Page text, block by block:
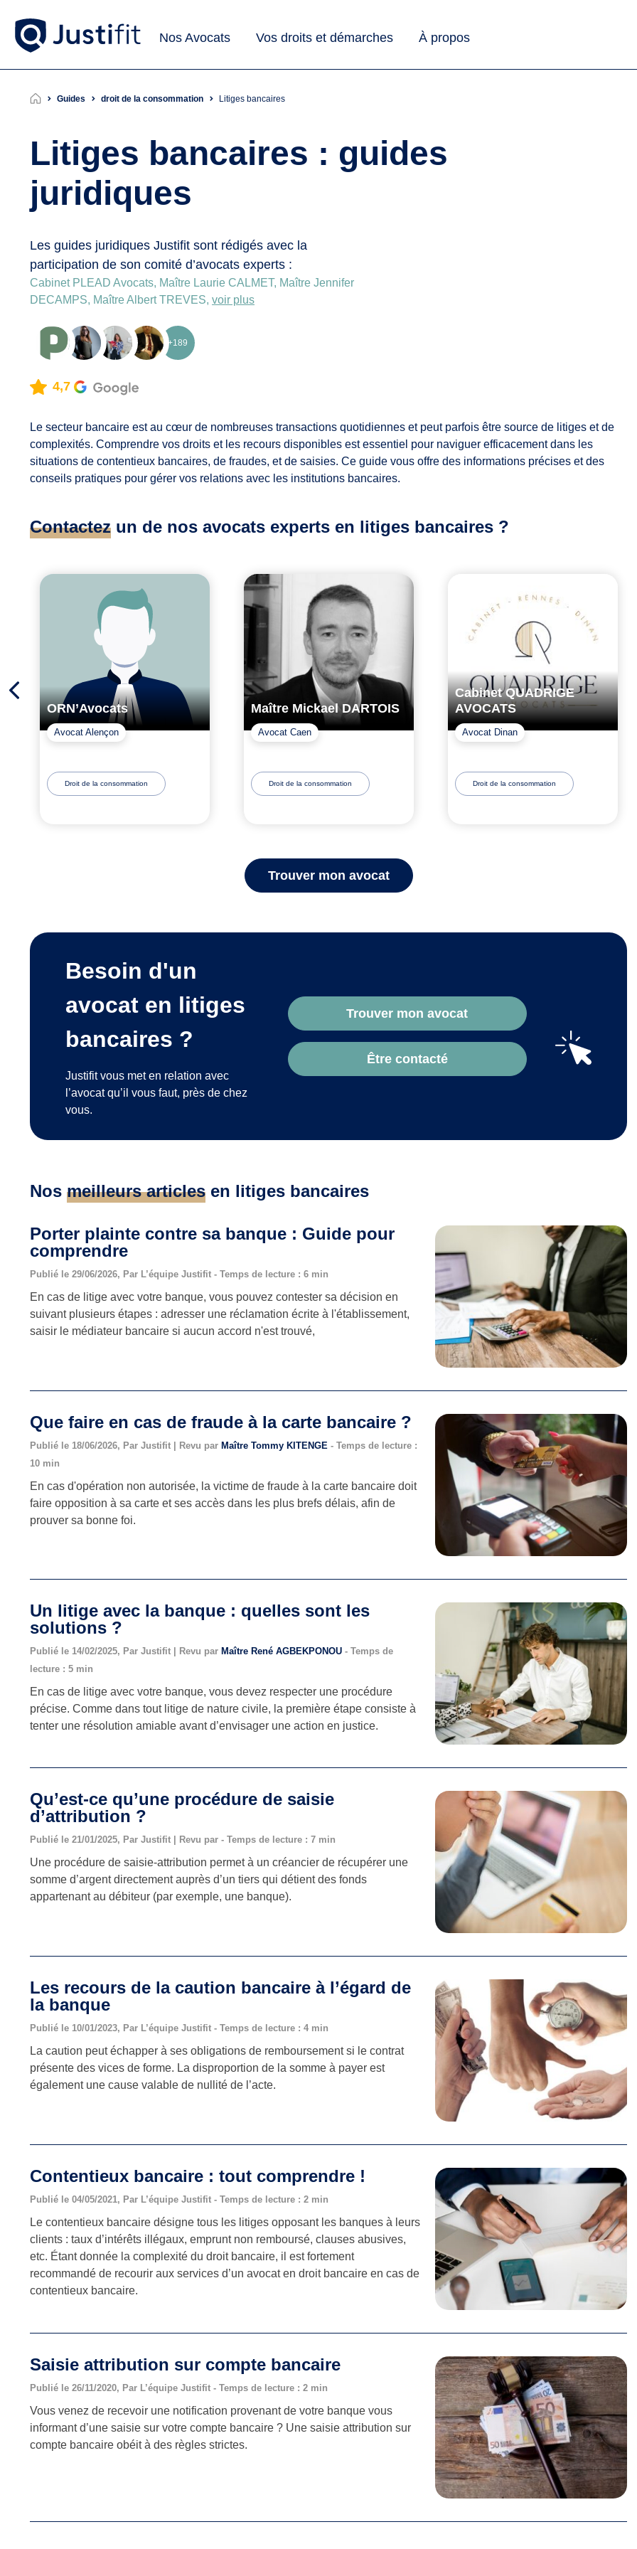
Nos Avocats Vos droits et démarches À propos
Guides droit de la consommation litiges bancaires
Litiges bancaires : guides
juridiques
Les guides juridiques Justifit sont rédigés avec la
participation de son comité d’avocats experts :
Cabinet PLEAD Avocats, Maître Laurie CALMET, Maître Jennifer
DECAMPS, Maître Albert TREVES, voir plus
+189
4,7
Le secteur bancaire est au cœur de nombreuses transactions quotidiennes et peut parfois être source de litiges et de
complexités. Comprendre vos droits et les recours disponibles est essentiel pour naviguer efficacement dans les
situations de contentieux bancaires, de fraudes, et de saisies. Ce guide vous offre des informations précises et des
conseils pratiques pour gérer vos relations avec les institutions bancaires.
Contactez un de nos avocats experts en litiges bancaires ?
ORN’Avocats
Avocat Alençon
Droit de la consommation
Maître Mickael DARTOIS
Avocat Caen
Droit de la consommation
Cabinet QUADRIGE
AVOCATS
Avocat Dinan
Droit de la consommation
Trouver mon avocat
Besoin d'un
avocat en litiges
bancaires ?
Justifit vous met en relation avec
l’avocat qu’il vous faut, près de chez
vous.
Trouver mon avocat
Être contacté
Nos meilleurs articles en litiges bancaires
Porter plainte contre sa banque : Guide pour
comprendre
Publié le 29/06/2026, Par L’équipe Justifit - Temps de lecture : 6 min
En cas de litige avec votre banque, vous pouvez contester sa décision en
suivant plusieurs étapes : adresser une réclamation écrite à l'établissement,
saisir le médiateur bancaire si aucun accord n'est trouvé,
Que faire en cas de fraude à la carte bancaire ?
Publié le 18/06/2026, Par Justifit | Revu par Maître Tommy KITENGE - Temps de lecture :
10 min
En cas d'opération non autorisée, la victime de fraude à la carte bancaire doit
faire opposition à sa carte et ses accès dans les plus brefs délais, afin de
prouver sa bonne foi.
Un litige avec la banque : quelles sont les
solutions ?
Publié le 14/02/2025, Par Justifit | Revu par Maître René AGBEKPONOU - Temps de
lecture : 5 min
En cas de litige avec votre banque, vous devez respecter une procédure
précise. Comme dans tout litige de nature civile, la première étape consiste à
tenter une résolution amiable avant d’envisager une action en justice.
Qu’est-ce qu’une procédure de saisie
d’attribution ?
Publié le 21/01/2025, Par Justifit | Revu par - Temps de lecture : 7 min
Une procédure de saisie-attribution permet à un créancier de récupérer une
somme d’argent directement auprès d’un tiers qui détient des fonds
appartenant au débiteur (par exemple, une banque).
Les recours de la caution bancaire à l’égard de
la banque
Publié le 10/01/2023, Par L’équipe Justifit - Temps de lecture : 4 min
La caution peut échapper à ses obligations de remboursement si le contrat
présente des vices de forme. La disproportion de la somme à payer est
également une cause valable de nullité de l’acte.
Contentieux bancaire : tout comprendre !
Publié le 04/05/2021, Par L’équipe Justifit - Temps de lecture : 2 min
Le contentieux bancaire désigne tous les litiges opposant les banques à leurs
clients : taux d’intérêts illégaux, emprunt non remboursé, clauses abusives,
etc. Étant donnée la complexité du droit bancaire, il est fortement
recommandé de recourir aux services d’un avocat en droit bancaire en cas de
contentieux bancaire.
Saisie attribution sur compte bancaire
Publié le 26/11/2020, Par L’équipe Justifit - Temps de lecture : 2 min
Vous venez de recevoir une notification provenant de votre banque vous
informant d’une saisie sur votre compte bancaire ? Une saisie attribution sur
compte bancaire obéit à des règles strictes.